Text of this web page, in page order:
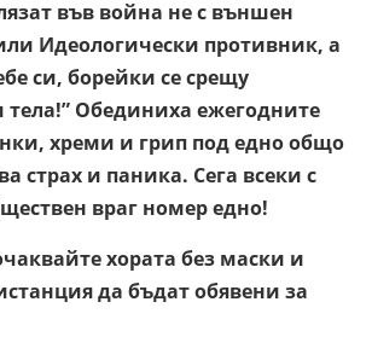
във война не с външен
Идеологически противник, а
си, борейки се срещу
тела!” Обединиха ежегодните
хреми и грип под едно общо
страх и паника. Сега всеки с
враг номер едно!
хората без маски и
да бъдат обявени за